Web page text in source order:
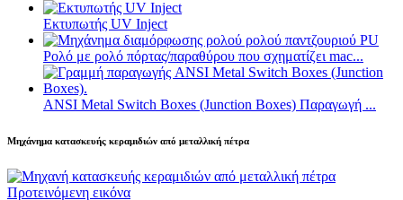
Εκτυπωτής UV Inject
Ρολό με ρολό πόρτας/παραθύρου που σχηματίζει mac...
ANSI Metal Switch Boxes (Junction Boxes) Παραγωγή ...
Μηχάνημα κατασκευής κεραμιδιών από μεταλλική πέτρα